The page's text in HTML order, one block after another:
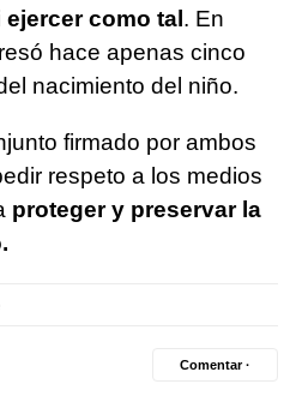
como tal . En
hace apenas cinco
nacimiento del niño.
firmado por ambos
respeto a los medios
proteger y preservar la
Comentar ·